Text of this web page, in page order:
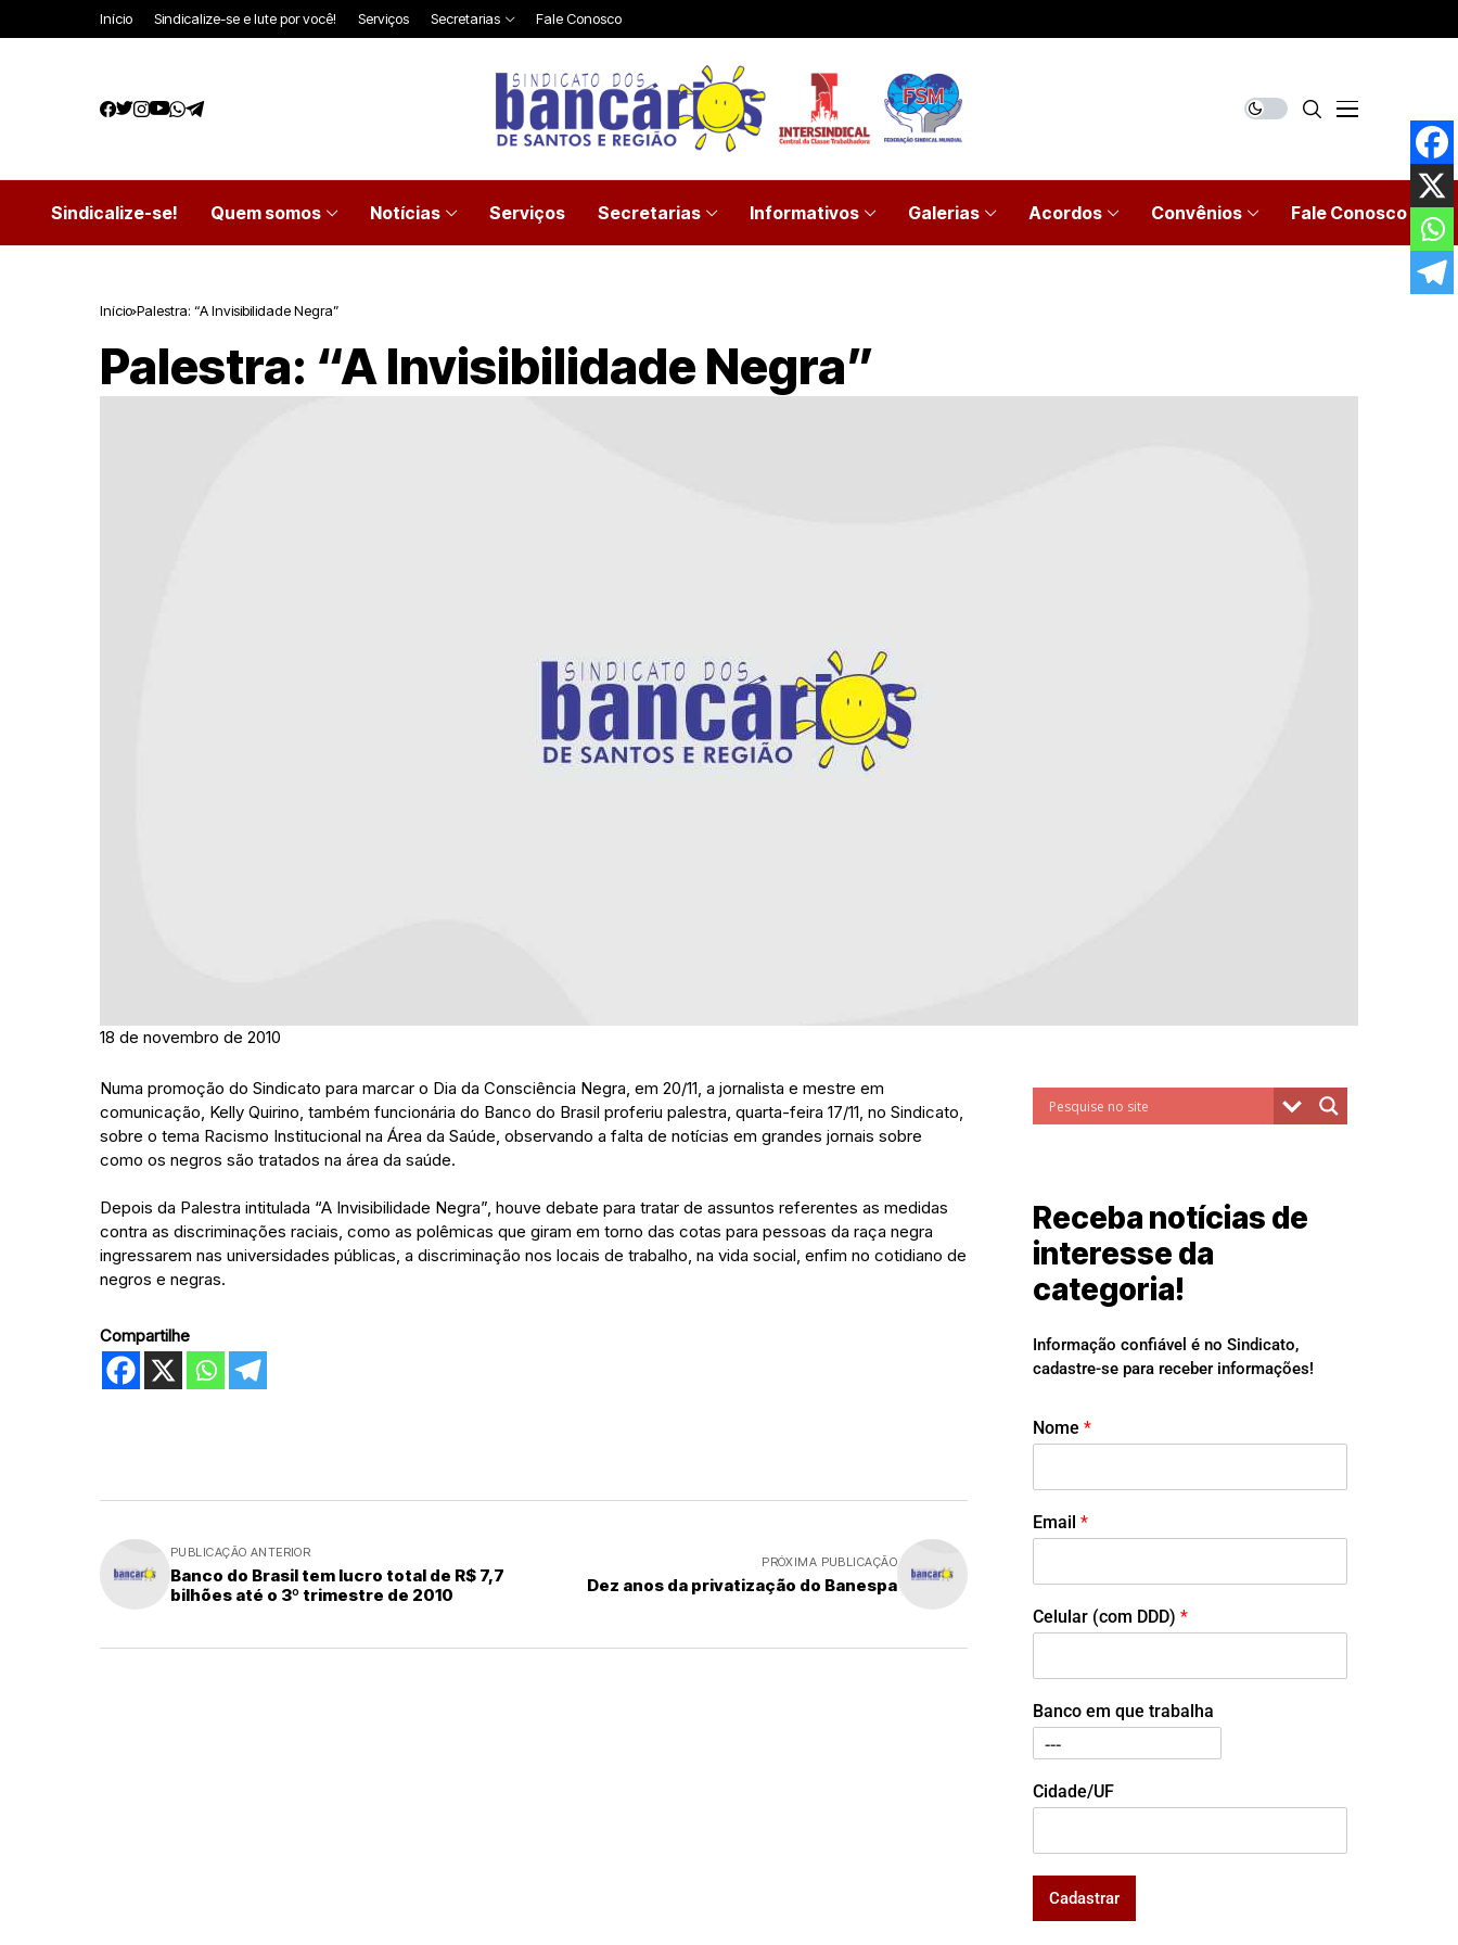
Início Sindicalize-se e lute por você! Serviços Secretarias Fale Conosco
Sindicalize-se! Quem somos Notícias Serviços Secretarias Informativos Galerias Acordos Convênios Fale Conosco
Início Palestra: “A Invisibilidade Negra”
Palestra: “A Invisibilidade Negra”
18 de novembro de 2010
Numa promoção do Sindicato para marcar o Dia da Consciência Negra, em 20/11, a jornalista e mestre em
comunicação, Kelly Quirino, também funcionária do Banco do Brasil proferiu palestra, quarta-feira 17/11, no Sindicato,
sobre o tema Racismo Institucional na Área da Saúde, observando a falta de notícias em grandes jornais sobre
como os negros são tratados na área da saúde.
Depois da Palestra intitulada “A Invisibilidade Negra”, houve debate para tratar de assuntos referentes as medidas
contra as discriminações raciais, como as polêmicas que giram em torno das cotas para pessoas da raça negra
ingressarem nas universidades públicas, a discriminação nos locais de trabalho, na vida social, enfim no cotidiano de
negros e negras.
Compartilhe
PUBLICAÇÃO ANTERIOR
Banco do Brasil tem lucro total de R$ 7,7
bilhões até o 3º trimestre de 2010
PRÓXIMA PUBLICAÇÃO
Dez anos da privatização do Banespa
Receba notícias de
interesse da
categoria!
Informação confiável é no Sindicato,
cadastre-se para receber informações!
Nome *
Email *
Celular (com DDD) *
Banco em que trabalha
Cidade/UF
Cadastrar